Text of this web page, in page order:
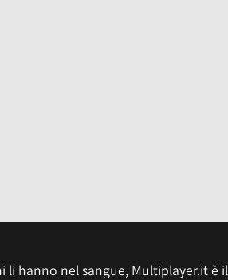
hanno nel sangue, Multiplayer.it è il